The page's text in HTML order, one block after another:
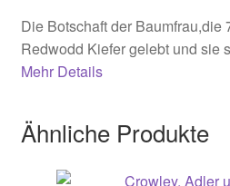
Die Botschaft der Baumfrau,die
Redwodd Kiefer gelebt und sie
Mehr Details
Ähnliche Produkte